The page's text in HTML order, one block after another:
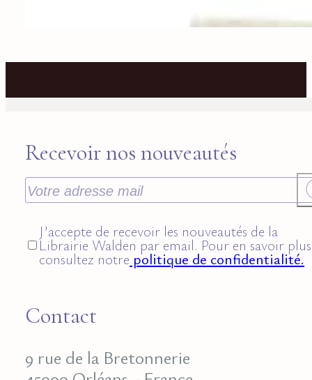
Recevoir nos nouveautés
J’accepte de recevoir les nouveautés de la
Librairie Walden par email. Pour en savoir
consultez notre politique de confidentialité.
Contact
9 rue de la Bretonnerie